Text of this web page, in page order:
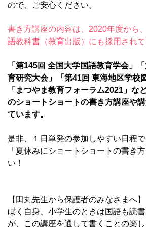
ので、ご安心ください。
書き方講座の内容は、2020年度から
語教科書（教育出版）にも採用されて
「第145回 全国大学国語教育学会」
育研究大会」「第41回 東海地区学校
「まつやま教育フォーラム2021」な
のショートショートの書き方講座や
ています。
是非、１日単発の参加しやすい日程で
「夏休みにショートショートの書き
い！
【田丸先生から保護者のみなさまへ】
ぼく自身、小学生のときは国語も読
が、この講座を通して書くことの楽